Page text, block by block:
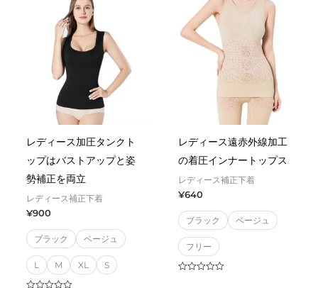
レディース加圧タンクト
ップはバストアップと姿
勢補正を両立
レディース補正下着
¥900
ブラック ベージュ
L M XL S
レディース遠赤外線加工
の着圧インナートップス
レディース補正下着
¥640
ブラック ベージュ
フリー